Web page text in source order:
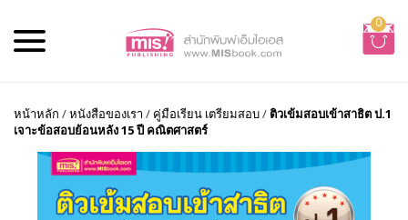
0
หน้าหลัก /หนังสือของเรา / คู่มือเรียน เตรียมสอบ/ ติวเข้มสอบเข้าสาธิต ป.1
เจาะข้อสอบย้อนหลัง 15 ปี คณิตศาสตร์